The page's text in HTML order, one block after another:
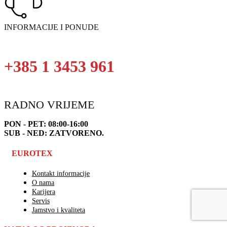
INFORMACIJE I PONUDE
+385 1 3453 961
RADNO VRIJEME
PON - PET: 08:00-16:00
SUB - NED: ZATVORENO.
EUROTEX
Kontakt informacije
O nama
Karijera
Servis
Jamstvo i kvaliteta